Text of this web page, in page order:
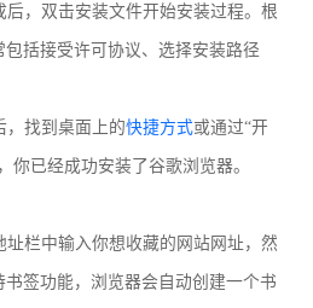
，双击安装文件开始安装过程。根
括接受许可协议、选择安装路径
，找到桌面上的快捷方式或通过“开
你已经成功安装了谷歌浏览器。
址栏中输入你想收藏的网站网址，然
签功能，浏览器会自动创建一个书